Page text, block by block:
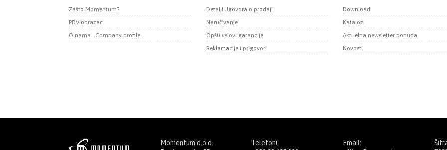
Zašto Momentum?
PDV obrazac
O nama...Company profile
Detalji Ugovora o prodaji
Naručivanje
Opšti uslovi garancije
Reklamacije i prigovori
Download
Katalozi
Aktuelna newsletter ponuda
Novosti
Momentum d.o.o.
Telefoni:
Email: